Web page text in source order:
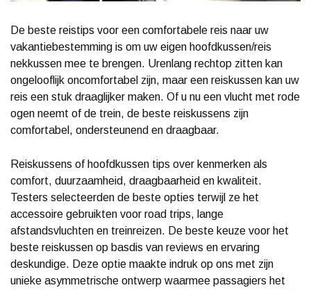
De beste reistips voor een comfortabele reis naar uw
vakantiebestemming is om uw eigen hoofdkussen/reis
nekkussen mee te brengen. Urenlang rechtop zitten kan
ongelooflijk oncomfortabel zijn, maar een reiskussen kan uw
reis een stuk draaglijker maken. Of u nu een vlucht met rode
ogen neemt of de trein, de beste reiskussens zijn
comfortabel, ondersteunend en draagbaar.
Reiskussens of hoofdkussen tips over kenmerken als
comfort, duurzaamheid, draagbaarheid en kwaliteit.
Testers selecteerden de beste opties terwijl ze het
accessoire gebruikten voor road trips, lange
afstandsvluchten en treinreizen. De beste keuze voor het
beste reiskussen op basdis van reviews en ervaring
deskundige. Deze optie maakte indruk op ons met zijn
unieke asymmetrische ontwerp waarmee passagiers het